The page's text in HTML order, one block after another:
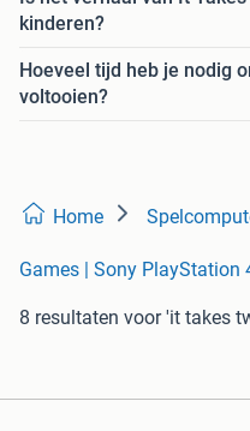
kinderen?
Hoeveel tijd heb je nodig
voltooien?
Home
Games | Sony PlayStation
8 resultaten voor 'it takes